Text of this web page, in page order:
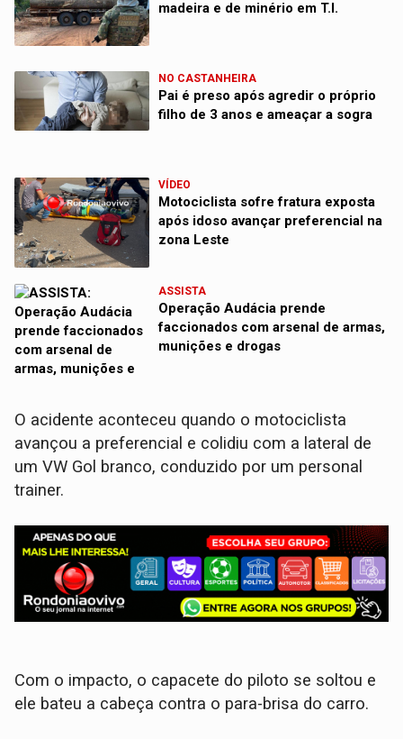
madeira e de minério em T.I.
NO CASTANHEIRA
Pai é preso após agredir o próprio
filho de 3 anos e ameaçar a sogra
VÍDEO
Motociclista sofre fratura exposta
após idoso avançar preferencial na
zona Leste
ASSISTA
Operação Audácia prende
faccionados com arsenal de armas,
munições e drogas
​O acidente aconteceu quando o motociclista
avançou a preferencial e colidiu com a lateral de
um VW Gol branco, conduzido por um personal
trainer.
Com o impacto, o capacete do piloto se soltou e
ele bateu a cabeça contra o para-brisa do carro.